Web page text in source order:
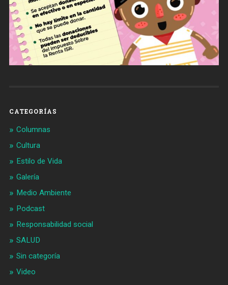
CATEGORÍAS
Columnas
Cultura
Estilo de Vida
Galería
Medio Ambiente
Podcast
Responsabilidad social
SALUD
Sin categoría
Video